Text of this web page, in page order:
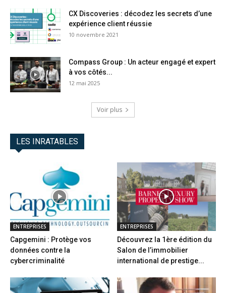
CX Discoveries : décodez les secrets d’une
expérience client réussie
10 novembre 2021
Compass Group : Un acteur engagé et expert
à vos côtés...
12 mai 2025
Voir plus
LES INRATABLES
ENTREPRISES
Capgemini : Protège vos
données contre la
cybercriminalité
ENTREPRISES
Découvrez la 1ère édition du
Salon de l’immobilier
international de prestige...